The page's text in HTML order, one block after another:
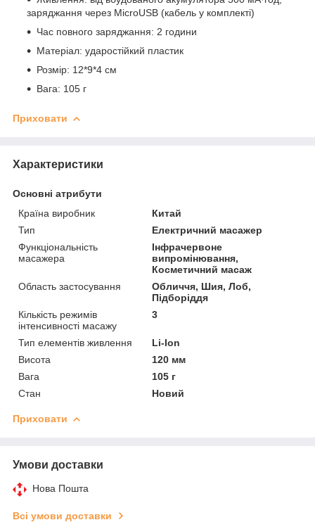
заряджання через MicroUSB (кабель у комплекті)
Час повного заряджання: 2 години
Матеріал: ударостійкий пластик
Розмір: 12*9*4 см
Вага: 105 г
Приховати
Характеристики
Основні атрибути
Країна виробник
Китай
Тип
Електричний масажер
Функціональність
масажера
Інфрачервоне
випромінювання,
Косметичний масаж
Область застосування
Обличчя, Шия, Лоб,
Підборіддя
Кількість режимів
інтенсивності масажу
3
Тип елементів живлення
Li-Ion
Висота
120 мм
Вага
105 г
Стан
Новий
Приховати
Умови доставки
Нова Пошта
Всі умови доставки